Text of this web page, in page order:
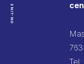
ON-LINE
Tel: